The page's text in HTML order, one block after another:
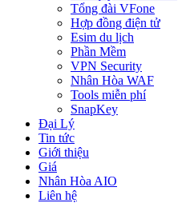
Tổng đài VFone
Hợp đồng điện tử
Esim du lịch
Phần Mềm
VPN Security
Nhân Hòa WAF
Tools miễn phí
SnapKey
Đại Lý
Tin tức
Giới thiệu
Giá
Nhân Hòa AIO
Liên hệ